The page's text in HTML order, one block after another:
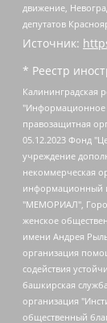
движение,
депутатов
Источник:
* Реестр
Калининградская региональная общественная организация "Экозащита!-Женсовет", Фонд содействия защите прав и свобод граждан "Общественный вердикт", Фонд "Институт Развития Свободы Информации", Частное учреждение "Информационное агентство МЕМО. РУ", Региональная общественная организация "Общественная комиссия по сохранению наследия академика Сахарова", Фонд поддержки свободы прессы, Санкт-Петербургская общественная правозащитная организация "Гражданский контроль", Межрегиональная общественная организация "Информационно-просветительский центр "Мемориал", Региональный Фонд "Центр Защиты Прав Средств Массовой Информации", с 05.12.2023 Фонд "Центр Защиты Прав Средств массовой информации", Региональная общественная благотворительная организация помощи беженцам и мигрантам "Гражданское